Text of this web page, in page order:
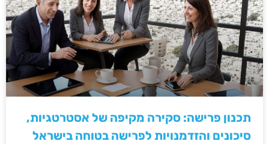
תכנון פרישה: סקירה מקיפה של אסטרטגיות,
סיכונים והזדמנויות לפרישה בטוחה בישראל